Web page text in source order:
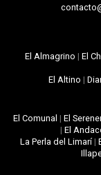
El Almagrino | El
El Altino |
El Comunal | El
| El
La Perla del Limarí|